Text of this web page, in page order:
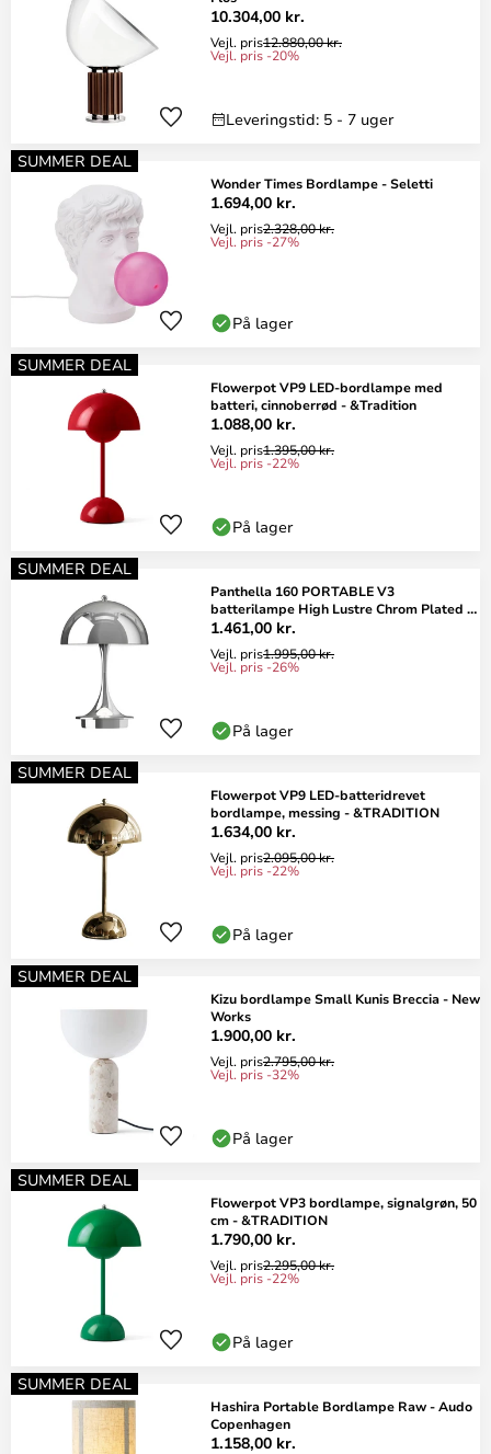
10.304,00 kr.
Vejl. pris12.880,00 kr.
Vejl. pris -20%
Leveringstid: 5 - 7 uger
SUMMER DEAL
Wonder Times Bordlampe - Seletti
1.694,00 kr.
Vejl. pris2.328,00 kr.
Vejl. pris -27%
På lager
SUMMER DEAL
Flowerpot VP9 LED-bordlampe med
batteri, cinnoberrød - &Tradition
1.088,00 kr.
Vejl. pris1.395,00 kr.
Vejl. pris -22%
På lager
SUMMER DEAL
Panthella 160 PORTABLE V3
batterilampe High Lustre Chrom Plated -
Louis Poulsen
1.461,00 kr.
Vejl. pris1.995,00 kr.
Vejl. pris -26%
På lager
SUMMER DEAL
Flowerpot VP9 LED-batteridrevet
bordlampe, messing - &TRADITION
1.634,00 kr.
Vejl. pris2.095,00 kr.
Vejl. pris -22%
På lager
SUMMER DEAL
Kizu bordlampe Small Kunis Breccia - New
Works
1.900,00 kr.
Vejl. pris2.795,00 kr.
Vejl. pris -32%
På lager
SUMMER DEAL
Flowerpot VP3 bordlampe, signalgrøn, 50
cm - &TRADITION
1.790,00 kr.
Vejl. pris2.295,00 kr.
Vejl. pris -22%
På lager
SUMMER DEAL
Hashira Portable Bordlampe Raw - Audo
Copenhagen
1.158,00 kr.